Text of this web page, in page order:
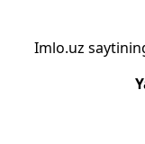
Imlo.uz